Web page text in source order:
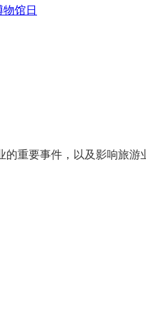
物馆日
的重要事件 ，以及影响旅游